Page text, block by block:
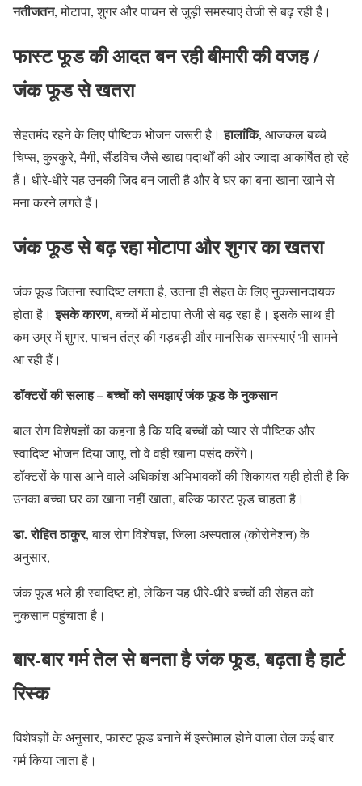
नतीजतन, मोटापा, शुगर और पाचन से जुड़ी समस्याएं तेजी से बढ़ रही हैं।
फास्ट फूड की आदत बन रही बीमारी की वजह/
जंक फूड से खतरा
सेहतमंद रहने के लिए पौष्टिक भोजन जरूरी है।हालांकि, आजकल बच्चे
चिप्स, कुरकुरे, मैगी, सैंडविच जैसे खाद्य पदार्थों की ओर ज्यादा आकर्षित हो रहे
हैं। धीरे-धीरे यह उनकी जिद बन जाती है और वे घर का बना खाना खाने से
मना करने लगते हैं।
जंक फूड से बढ़ रहा मोटापा और शुगर का खतरा
जंक फूड जितना स्वादिष्ट लगता है, उतना ही सेहत के लिए नुकसानदायक
होता है।इसके कारण, बच्चों में मोटापा तेजी से बढ़ रहा है। इसके साथ ही
कम उम्र में शुगर, पाचन तंत्र की गड़बड़ी और मानसिक समस्याएं भी सामने
आ रही हैं।
डॉक्टरों की सलाह – बच्चों को समझाएं जंक फूड के नुकसान
बाल रोग विशेषज्ञों का कहना है कि यदि बच्चों को प्यार से पौष्टिक और
स्वादिष्ट भोजन दिया जाए, तो वे वही खाना पसंद करेंगे।
डॉक्टरों के पास आने वाले अधिकांश अभिभावकों की शिकायत यही होती है कि
उनका बच्चा घर का खाना नहीं खाता, बल्कि फास्ट फूड चाहता है।
डा. रोहित ठाकुर, बाल रोग विशेषज्ञ, जिला अस्पताल (कोरोनेशन) के
अनुसार,
जंक फूड भले ही स्वादिष्ट हो, लेकिन यह धीरे-धीरे बच्चों की सेहत को
नुकसान पहुंचाता है।
बार-बार गर्म तेल से बनता है जंक फूड, बढ़ता है हार्ट
रिस्क
विशेषज्ञों के अनुसार, फास्ट फूड बनाने में इस्तेमाल होने वाला तेल कई बार
गर्म किया जाता है।